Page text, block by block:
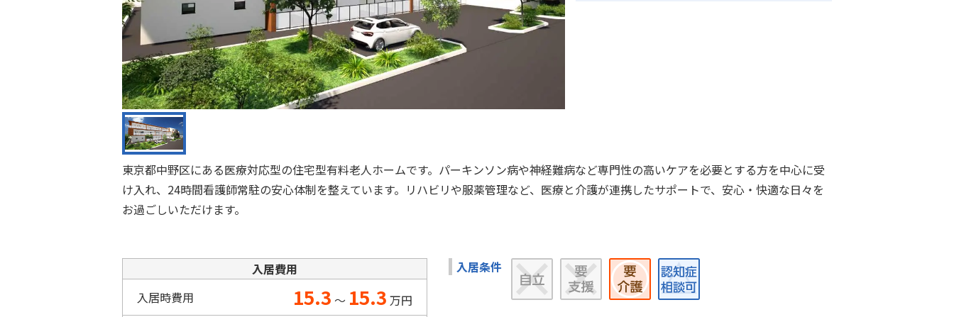
東京都中野区にある医療対応型の住宅型有料老人ホームです。パーキンソン病や神経難病など専門性の高いケアを必要とする方を中心に受
け入れ、24時間看護師常駐の安心体制を整えています。リハビリや服薬管理など、医療と介護が連携したサポートで、安心・快適な日々を
お過ごしいただけます。
入居費用
入居時費用
15.3 ～ 15.3 万円
入居条件